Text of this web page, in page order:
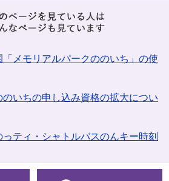
メモリアルパークののいち」の使
のいちの申し込み資格の拡大につい
ティ・シャトルバスのんキー時刻